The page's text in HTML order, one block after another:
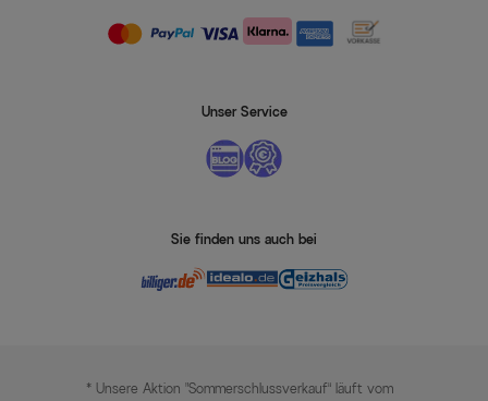
Unser Service
Sie finden uns auch bei
* Unsere Aktion „Sommerschlussverkauf“ läuft vom